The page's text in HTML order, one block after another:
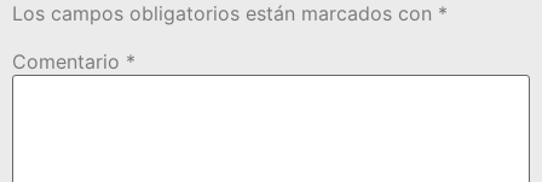
Los campos obligatorios están marcados con *
Comentario *